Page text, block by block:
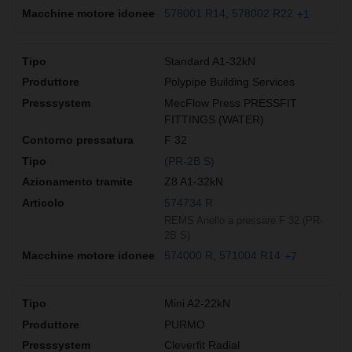
578001 R14 578002 R22 +1
Standard A1-32kN
Polypipe Building Services
MecFlow Press PRESSFIT
FITTINGS (WATER)
F 32
(PR-2B S)
Z8 A1-32kN
574734 R
574000 R 571004 R14 +7
Mini A2-22kN
PURMO
Cleverfit Radial